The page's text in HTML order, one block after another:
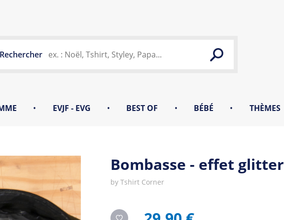
Rechercher
• EVJF - EVG • BEST OF • BÉBÉ • THÈMES
Bombasse - effet glitter
by Tshirt Corner